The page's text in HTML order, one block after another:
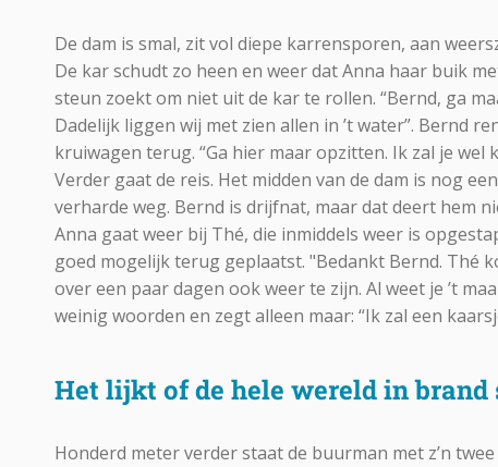
De dam is smal, zit vol diepe karrensporen, aan
De kar schudt zo heen en weer dat Anna haar buik
steun zoekt om niet uit de kar te rollen. “Bernd, ga
Dadelijk liggen wij met zien allen in ’t water”. Bernd
kruiwagen terug. “Ga hier maar opzitten. Ik zal je wel
Verder gaat de reis. Het midden van de dam is nog
verharde weg. Bernd is drijfnat, maar dat deert hem
Anna gaat weer bij Thé, die inmiddels weer is
goed mogelijk terug geplaatst. "Bedankt Bernd. Thé
over een paar dagen ook weer te zijn. Al weet je ’t
weinig woorden en zegt alleen maar: “Ik zal een
Het lijkt of de hele wereld in brand
Honderd meter verder staat de buurman met z’n twee